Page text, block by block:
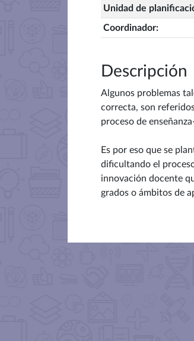
Unidad de
Coordinador:
Descripción
Algunos problemas
correcta, son
proceso de
Es por eso que se
dificultando el
innovación docente
grados o ámbitos de